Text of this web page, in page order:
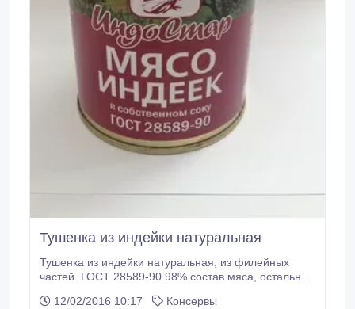
Тушенка из индейки натуральная
Тушенка из индейки натуральная, из филейных
частей. ГОСТ 28589-90 98% состав мяса, остальное
Банка жесть, 350 гр, без ключа. В коробке 45 банок.
12/02/2016 10:17
Консервы